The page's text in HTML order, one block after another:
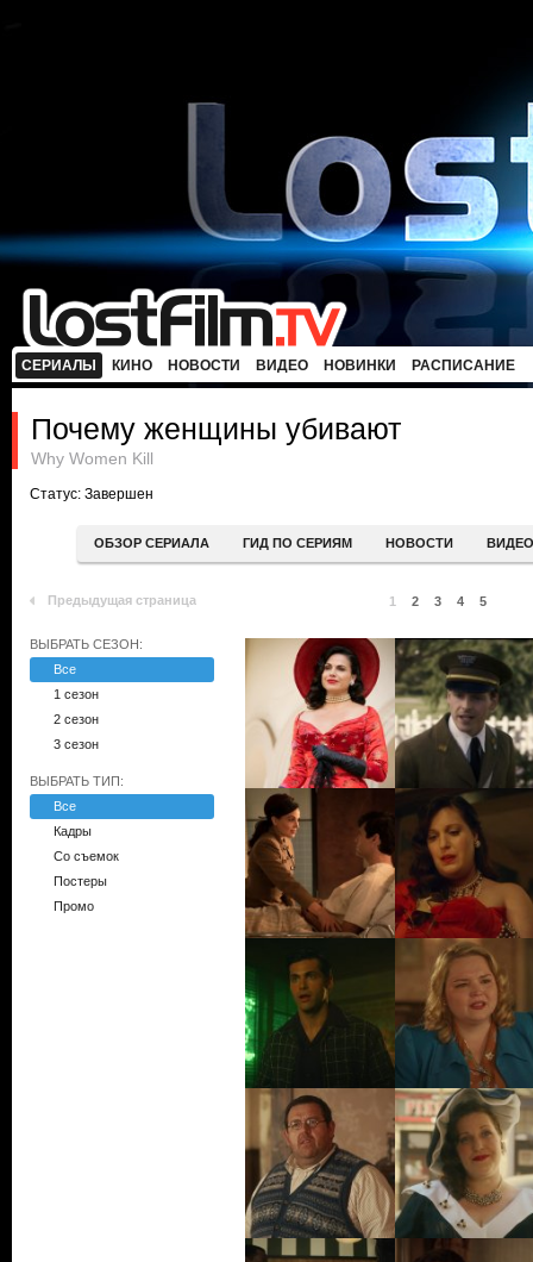
СЕРИАЛЫ КИНО НОВОСТИ ВИДЕО НОВИНКИ РАСПИСАНИЕ
Почему женщины убивают
Why Women Kill
Статус: Завершен
ОБЗОР СЕРИАЛА ГИД ПО СЕРИЯМ НОВОСТИ ВИДЕО
Предыдущая страница 1 2 3 4 5
ВЫБРАТЬ СЕЗОН:
Все
1 сезон
2 сезон
3 сезон
ВЫБРАТЬ ТИП:
Все
Кадры
Со съемок
Постеры
Промо